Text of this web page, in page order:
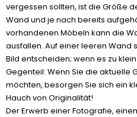
vergessen sollten, ist die Größe
Wand und je nach bereits
vorhandenen Möbeln kann die
ausfallen. Auf einer leeren Wand
Bild entscheiden; wenn es zu
Gegenteil: Wenn Sie die aktuelle
möchten, besorgen Sie sich ein
Hauch von Originalität!
Der Erwerb einer Fotografie,